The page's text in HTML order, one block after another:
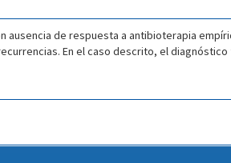
ausencia de respuesta a antibioterapia
En el caso descrito, el diagnóstico